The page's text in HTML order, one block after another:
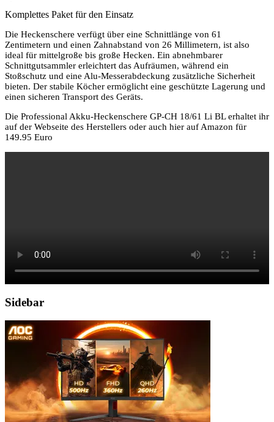
Komplettes Paket für den Einsatz
Die Heckenschere verfügt über eine Schnittlänge von 61
Zentimetern und einen Zahnabstand von 26 Millimetern, ist also
ideal für mittelgroße bis große Hecken. Ein abnehmbarer
Schnittgutsammler erleichtert das Aufräumen, während ein
Stoßschutz und eine Alu-Messerabdeckung zusätzliche Sicherheit
bieten. Der stabile Köcher ermöglicht eine geschützte Lagerung und
einen sicheren Transport des Geräts.
Die Professional Akku-Heckenschere GP-CH 18/61 Li BL erhaltet ihr
auf der Webseite des Herstellers oder auch hier auf Amazon für
149.95 Euro
Sidebar